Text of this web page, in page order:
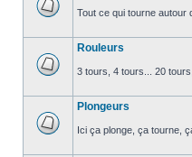
message
non
Tout ce qui tourne autour
message
non
Rouleurs
3 tours, 4 tours... 20
message
Plongeurs
Ici ça plonge, ça tourne,